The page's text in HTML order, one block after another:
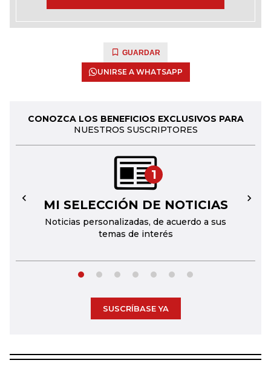
GUARDAR
UNIRSE A WHATSAPP
CONOZCA LOS BENEFICIOS EXCLUSIVOS PARA
NUESTROS SUSCRIPTORES
1
MI SELECCIÓN DE NOTICIAS
Noticias personalizadas, de acuerdo a sus
temas de interés
← →
SUSCRÍBASE YA